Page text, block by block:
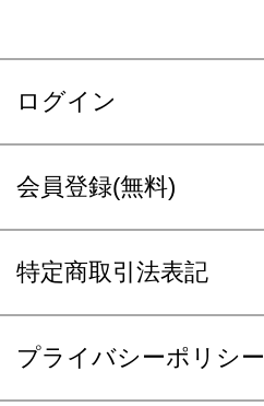
ログイン
会員登録(無料)
特定商取引法表記
プライバシーポリシー